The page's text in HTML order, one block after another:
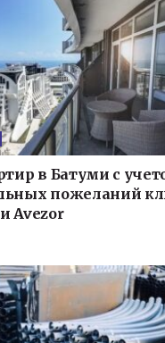
в Батуми с
пожеланий
Avezor